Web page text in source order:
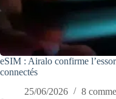
eSIM : Airalo confirme
connectés
25/06/2026
8